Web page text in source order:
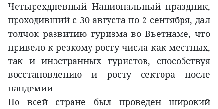
Четырехдневный Национальный праздник,
проходивший с 30 августа по 2 сентября, дал
толчок развитию туризма во Вьетнаме, что
привело к резкому росту числа как местных,
так и иностранных туристов, способствуя
восстановлению и росту сектора после
пандемии.
По всей стране был проведен широкий